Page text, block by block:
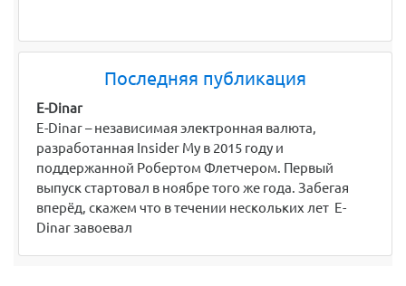
Последняя публикация
E-Dinar
E-Dinar – независимая электронная валюта,
разработанная Insider My в 2015 году и
поддержанной Робертом Флетчером. Первый
выпуск стартовал в ноябре того же года. Забегая
вперёд, скажем что в течении нескольких лет E-
Dinar завоевал